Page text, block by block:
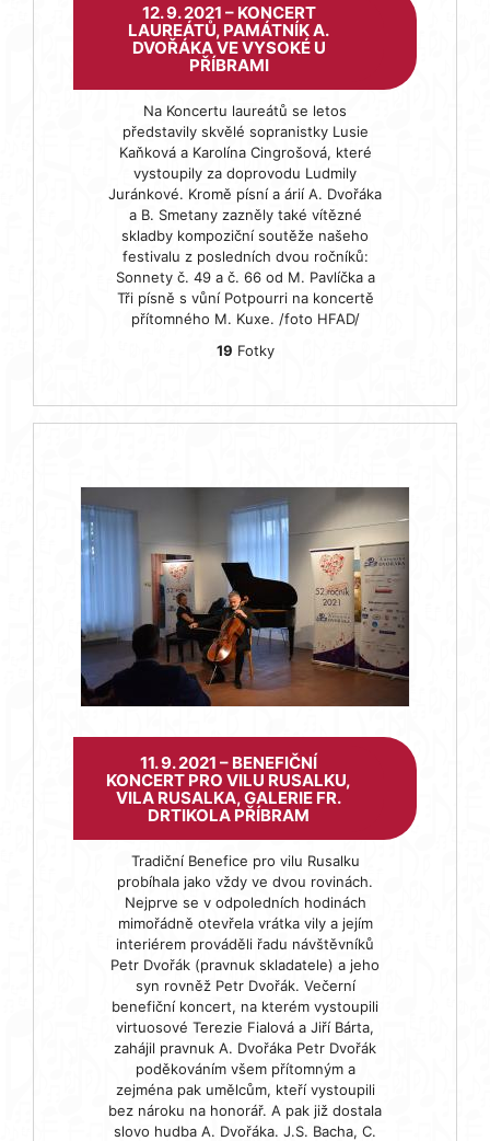
12. 9. 2021 – KONCERT
LAUREÁTŮ, PAMÁTNÍK A.
DVOŘÁKA VE VYSOKÉ U
PŘÍBRAMI
Na Koncertu laureátů se letos
představily skvělé sopranistky Lusie
Kaňková a Karolína Cingrošová, které
vystoupily za doprovodu Ludmily
Juránkové. Kromě písní a árií A. Dvořáka
a B. Smetany zazněly také vítězné
skladby kompoziční soutěže našeho
festivalu z posledních dvou ročníků:
Sonnety č. 49 a č. 66 od M. Pavlíčka a
Tři písně s vůní Potpourri na koncertě
přítomného M. Kuxe. /foto HFAD/
19 Fotky
11. 9. 2021 – BENEFIČNÍ
KONCERT PRO VILU RUSALKU,
VILA RUSALKA, GALERIE FR.
DRTIKOLA PŘÍBRAM
Tradiční Benefice pro vilu Rusalku
probíhala jako vždy ve dvou rovinách.
Nejprve se v odpoledních hodinách
mimořádně otevřela vrátka vily a jejím
interiérem prováděli řadu návštěvníků
Petr Dvořák (pravnuk skladatele) a jeho
syn rovněž Petr Dvořák. Večerní
benefiční koncert, na kterém vystoupili
virtuosové Terezie Fialová a Jiří Bárta,
zahájil pravnuk A. Dvořáka Petr Dvořák
poděkováním všem přítomným a
zejména pak umělcům, kteří vystoupili
bez nároku na honorář. A pak již dostala
slovo hudba A. Dvořáka. J.S. Bacha, C.